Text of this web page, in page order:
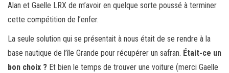
Alan et Gaelle LRX de m’avoir en quelque sorte poussé à terminer
cette compétition de l’enfer.
La seule solution qui se présentait à nous était de se rendre à la
base nautique de l’île Grande pour récupérer un safran. Était-ce un
bon choix ? Et bien le temps de trouver une voiture (merci Gaelle